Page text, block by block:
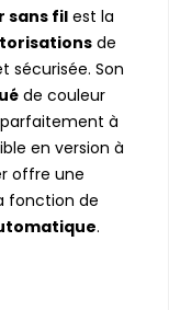
sans fil est la
de
sécurisée. Son
de couleur
parfaitement à
en version à
offre une
fonction de
.